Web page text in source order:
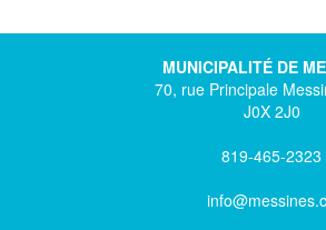
MUNICIPALITÉ DE
70, rue Principale
J0X 2J0
819-465-2323